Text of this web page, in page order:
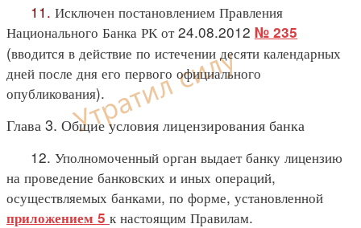
11. Исключен постановлением Правления
Национального Банка РК от 24.08.2012 № 235
(вводится в действие по истечении десяти календарных
дней после дня его первого официального
опубликования).
Глава 3. Общие условия лицензирования банка
12. Уполномоченный орган выдает банку лицензию
на проведение банковских и иных операций,
осуществляемых банками, по форме, установленной
приложением 5 к настоящим Правилам.